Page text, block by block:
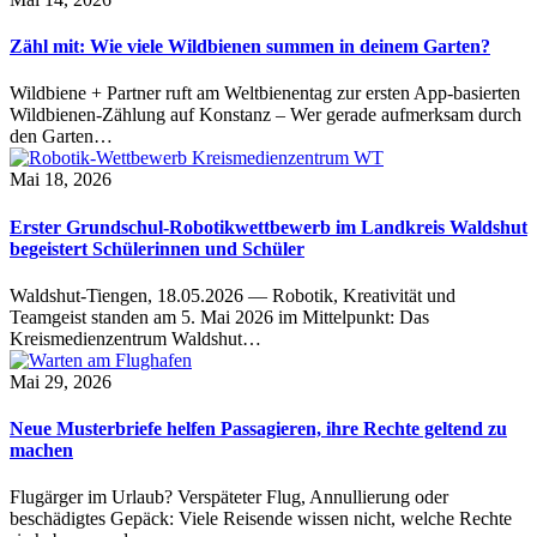
Zähl mit: Wie viele Wildbienen summen in deinem Garten?
Wildbiene + Partner ruft am Weltbienentag zur ersten App-basierten
Wildbienen-Zählung auf Konstanz – Wer gerade aufmerksam durch
den Garten…
Mai 18, 2026
Erster Grundschul-Robotikwettbewerb im Landkreis Waldshut
begeistert Schülerinnen und Schüler
Waldshut-Tiengen, 18.05.2026 — Robotik, Kreativität und
Teamgeist standen am 5. Mai 2026 im Mittelpunkt: Das
Kreismedienzentrum Waldshut…
Mai 29, 2026
Neue Musterbriefe helfen Passagieren, ihre Rechte geltend zu
machen
Flugärger im Urlaub? Verspäteter Flug, Annullierung oder
beschädigtes Gepäck: Viele Reisende wissen nicht, welche Rechte